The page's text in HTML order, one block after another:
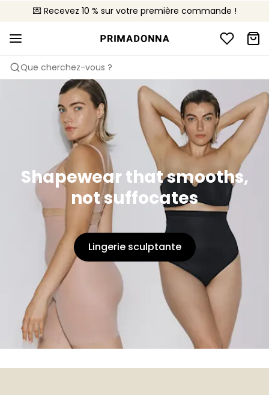
💌 Recevez 10 % sur votre première commande !
🚚 Livraison gratuite à partir de 90€
📦 Retours gratuits
Que cherchez-vous ?
Shapewear that smooths,
not suffocates
Lingerie sculptante